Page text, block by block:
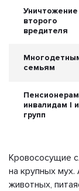
Уничтожение
второго
вредителя
семьям
инвалидам I
групп
Кровососущие
на крупных мух.
животных,